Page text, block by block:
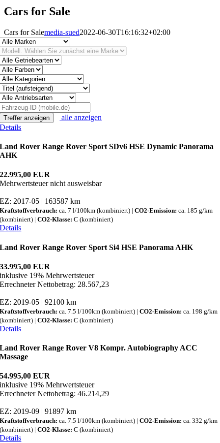
Cars for Sale
Cars for Salemedia-sued2022-06-30T16:16:32+02:00
Treffer anzeigen
alle anzeigen
Details
Land Rover Range Rover Sport SDv6 HSE Dynamic Panorama
AHK
22.995,00 EUR
Mehrwertsteuer nicht ausweisbar
EZ: 2017-05 | 163587 km
Kraftstoffverbrauch:ca. 7 l/100km (kombiniert) |CO2-Emission:ca. 185 g/km
(kombiniert) |CO2-Klasse:C (kombiniert)
Details
Land Rover Range Rover Sport Si4 HSE Panorama AHK
33.995,00 EUR
inklusive 19% Mehrwertsteuer
Errechneter Nettobetrag: 28.567,23
EZ: 2019-05 | 92100 km
Kraftstoffverbrauch:ca. 7.5 l/100km (kombiniert) |CO2-Emission:ca. 198 g/km
(kombiniert) |CO2-Klasse:C (kombiniert)
Details
Land Rover Range Rover V8 Kompr. Autobiography ACC
Massage
54.995,00 EUR
inklusive 19% Mehrwertsteuer
Errechneter Nettobetrag: 46.214,29
EZ: 2019-09 | 91897 km
Kraftstoffverbrauch:ca. 7.5 l/100km (kombiniert) |CO2-Emission:ca. 332 g/km
(kombiniert) |CO2-Klasse:C (kombiniert)
Details